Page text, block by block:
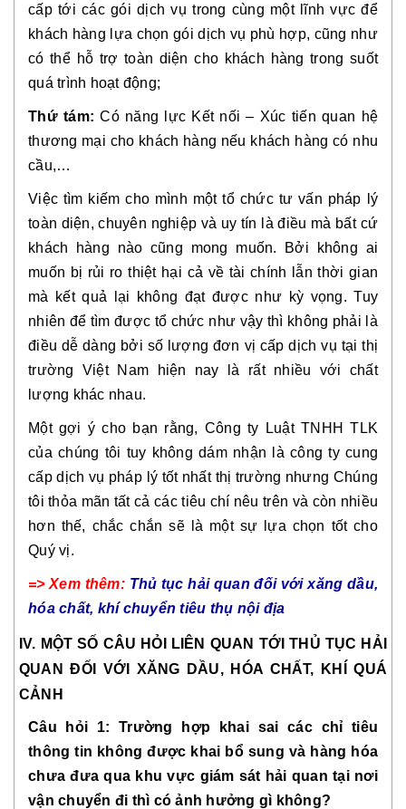
cấp tới các gói dịch vụ trong cùng một lĩnh vực để
khách hàng lựa chọn gói dịch vụ phù hợp, cũng như
có thể hỗ trợ toàn diện cho khách hàng trong suốt
quá trình hoạt động;
Thứ tám: Có năng lực Kết nối – Xúc tiến quan hệ
thương mại cho khách hàng nếu khách hàng có nhu
cầu,…
Việc tìm kiếm cho mình một tổ chức tư vấn pháp lý
toàn diện, chuyên nghiệp và uy tín là điều mà bất cứ
khách hàng nào cũng mong muốn. Bởi không ai
muốn bị rủi ro thiệt hại cả về tài chính lẫn thời gian
mà kết quả lại không đạt được như kỳ vọng. Tuy
nhiên để tìm được tổ chức như vậy thì không phải là
điều dễ dàng bởi số lượng đơn vị cấp dịch vụ tại thị
trường Việt Nam hiện nay là rất nhiều với chất
lượng khác nhau.
Một gợi ý cho bạn rằng, Công ty Luật TNHH TLK
của chúng tôi tuy không dám nhận là công ty cung
cấp dịch vụ pháp lý tốt nhất thị trường nhưng Chúng
tôi thỏa mãn tất cả các tiêu chí nêu trên và còn nhiều
hơn thế, chắc chắn sẽ là một sự lựa chọn tốt cho
Quý vị.
=> Xem thêm: Thủ tục hải quan đối với xăng dầu,
hóa chất, khí chuyển tiêu thụ nội địa
IV. MỘT SỐ CÂU HỎI LIÊN QUAN TỚI THỦ TỤC HẢI
QUAN ĐỐI VỚI XĂNG DẦU, HÓA CHẤT, KHÍ QUÁ
CẢNH
Câu hỏi 1: Trường hợp khai sai các chỉ tiêu
thông tin không được khai bổ sung và hàng hóa
chưa đưa qua khu vực giám sát hải quan tại nơi
vận chuyển đi thì có ảnh hưởng gì không?